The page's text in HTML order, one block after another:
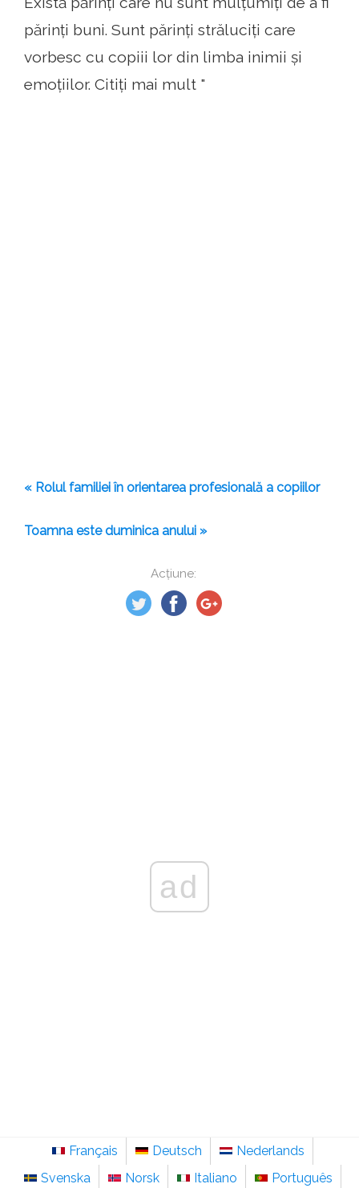
Acțiune:
părinți buni. Sunt părinți străluciți care
vorbesc cu copiii lor din limba inimii și
emoțiilor. Citiți mai mult "
« Rolul familiei în orientarea profesională a copiilor
Toamna este duminica anului »
ad
Français Deutsch
Nederlands
Svenska
Norsk Italiano Português